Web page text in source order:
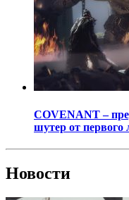
COVENANT –
шутер от первого
Новости